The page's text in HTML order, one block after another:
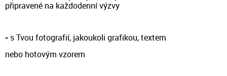
připravené na každodenní výzvy
- s Tvou fotografií, jakoukoli grafikou, textem
nebo hotovým vzorem